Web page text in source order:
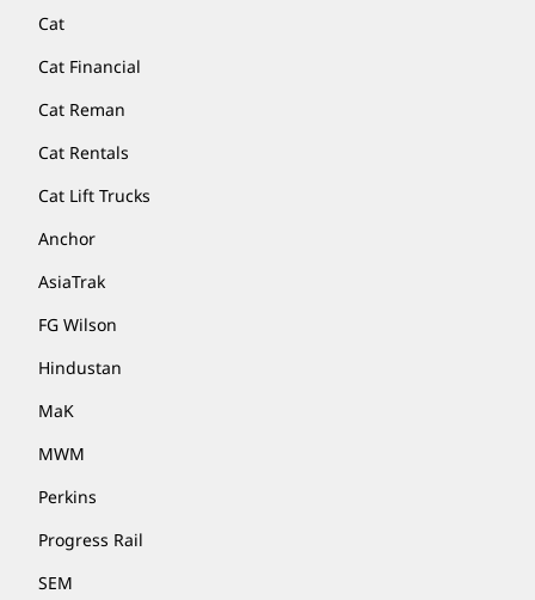
Cat
Cat Financial
Cat Reman
Cat Rentals
Cat Lift Trucks
Anchor
AsiaTrak
FG Wilson
Hindustan
MaK
MWM
Perkins
Progress Rail
SEM